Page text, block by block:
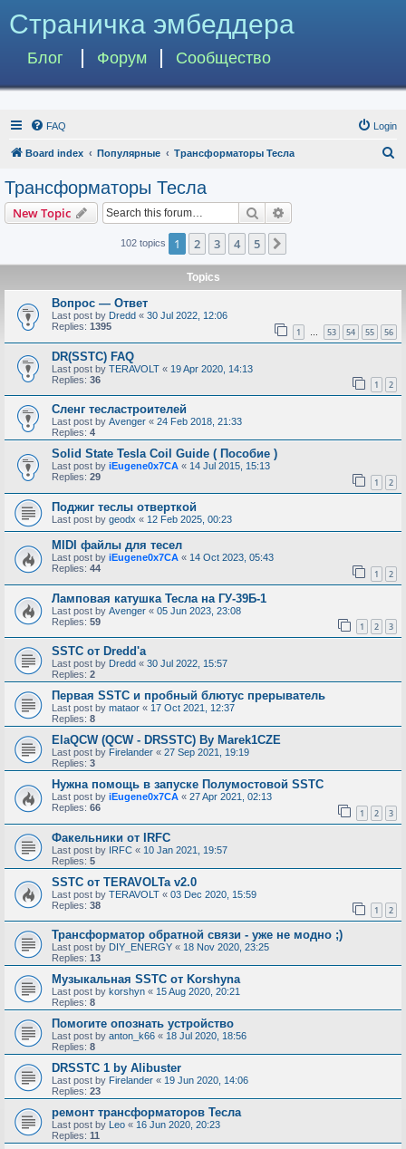
Страничка эмбеддера
Блог Форум Сообщество
FAQ Login
Board index Популярные Трансформаторы Тесла
Трансформаторы Тесла
New Topic Search
102 topics 1 2 3 4 5
Topics
Вопрос — Ответ
Last post by Dredd « 30 Jul 2022, 12:06
Replies: 1395 1 … 53 54 55 56
DR(SSTC) FAQ
Last post by TERAVOLT « 19 Apr 2020, 14:13
Replies: 36 1 2
Сленг тесластроителей
Last post by Avenger « 24 Feb 2018, 21:33
Replies: 4
Solid State Tesla Coil Guide ( Пособие )
Last post by iEugene0x7CA « 14 Jul 2015, 15:13
Replies: 29 1 2
Поджиг теслы отверткой
Last post by geodx « 12 Feb 2025, 00:23
MIDI файлы для тесел
Last post by iEugene0x7CA « 14 Oct 2023, 05:43
Replies: 44 1 2
Ламповая катушка Тесла на ГУ-39Б-1
Last post by Avenger « 05 Jun 2023, 23:08
Replies: 59 1 2 3
SSTC от Dredd'а
Last post by Dredd « 30 Jul 2022, 15:57
Replies: 2
Первая SSTC и пробный блютус прерыватель
Last post by mataor « 17 Oct 2021, 12:37
Replies: 8
ElaQCW (QCW - DRSSTC) By Marek1CZE
Last post by Firelander « 27 Sep 2021, 19:19
Replies: 3
Нужна помощь в запуске Полумостовой SSTC
Last post by iEugene0x7CA « 27 Apr 2021, 02:13
Replies: 66 1 2 3
Факельники от IRFC
Last post by IRFC « 10 Jan 2021, 19:57
Replies: 5
SSTC от TERAVOLTa v2.0
Last post by TERAVOLT « 03 Dec 2020, 15:59
Replies: 38 1 2
Трансформатор обратной связи - уже не модно ;)
Last post by DIY_ENERGY « 18 Nov 2020, 23:25
Replies: 13
Музыкальная SSTC от Korshyna
Last post by korshyn « 15 Aug 2020, 20:21
Replies: 8
Помогите опознать устройство
Last post by anton_k66 « 18 Jul 2020, 18:56
Replies: 8
DRSSTC 1 by Alibuster
Last post by Firelander « 19 Jun 2020, 14:06
Replies: 23
ремонт трансформаторов Тесла
Last post by Leo « 16 Jun 2020, 20:23
Replies: 11